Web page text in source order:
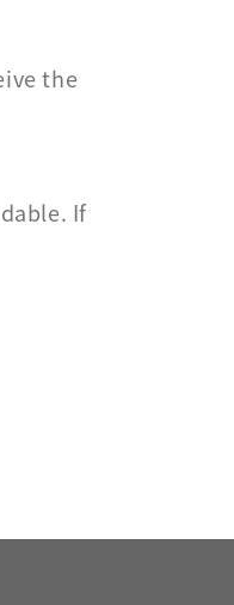
the
If